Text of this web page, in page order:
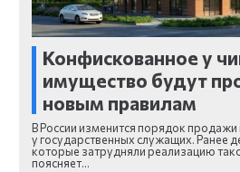
Конфискованное у
имущество будут
новым правилам
В России изменится порядок
у государственных служащих. Ранее
которые затрудняли реализацию
поясняет…